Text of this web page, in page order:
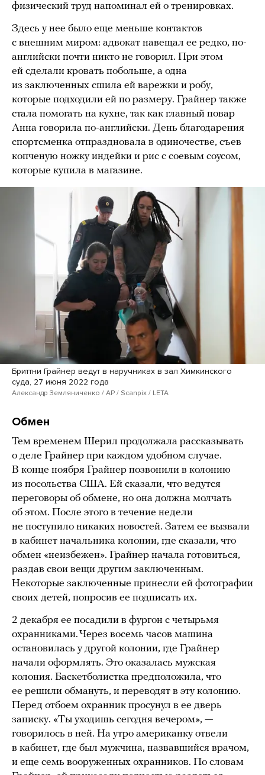
физический труд напоминал ей о тренировках.
Здесь у нее было еще меньше контактов
с внешним миром: адвокат навещал ее редко, по-
английски почти никто не говорил. При этом
ей сделали кровать побольше, а одна
из заключенных сшила ей варежки и робу,
которые подходили ей по размеру. Грайнер также
стала помогать на кухне, так как главный повар
Анна говорила по-английски. День благодарения
спортсменка отпраздновала в одиночестве, съев
копченую ножку индейки и рис с соевым соусом,
которые купила в магазине.
Бриттни Грайнер ведут в наручниках в зал Химкинского
суда, 27 июня 2022 года
Александр Земляниченко / AP / Scanpix / LETA
Обмен
Тем временем Шерил продолжала рассказывать
о деле Грайнер при каждом удобном случае.
В конце ноября Грайнер позвонили в колонию
из посольства США. Ей сказали, что ведутся
переговоры об обмене, но она должна молчать
об этом. После этого в течение недели
не поступило никаких новостей. Затем ее вызвали
в кабинет начальника колонии, где сказали, что
обмен «неизбежен». Грайнер начала готовиться,
раздав свои вещи другим заключенным.
Некоторые заключенные принесли ей фотографии
своих детей, попросив ее подписать их.
2 декабря ее посадили в фургон с четырьмя
охранниками. Через восемь часов машина
остановилась у другой колонии, где Грайнер
начали оформлять. Это оказалась мужская
колония. Баскетболистка предположила, что
ее решили обмануть, и переводят в эту колонию.
Перед отбоем охранник просунул в ее дверь
записку. «Ты уходишь сегодня вечером», —
говорилось в ней. На утро американку отвели
в кабинет, где был мужчина, назвавшийся врачом,
и еще семь вооруженных охранников. По словам